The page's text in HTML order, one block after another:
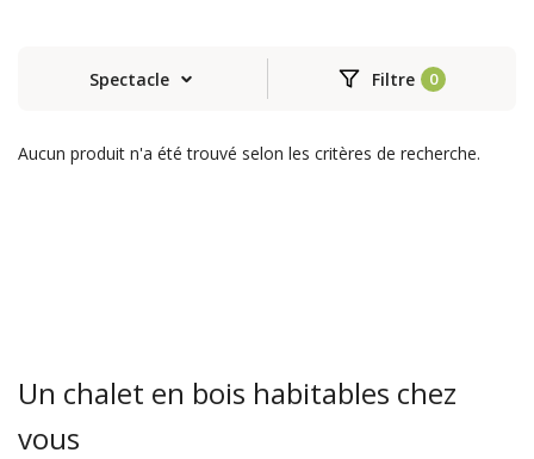
Spectacle Filtre
Aucun produit n'a été trouvé selon les critères de recherche.
Un chalet en bois habitables chez
vous